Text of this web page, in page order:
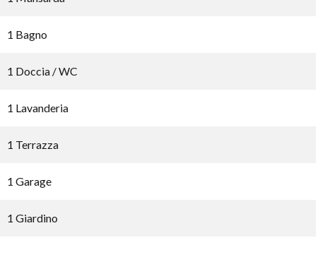
1 Bagno
1 Doccia / WC
1 Lavanderia
1 Terrazza
1 Garage
1 Giardino